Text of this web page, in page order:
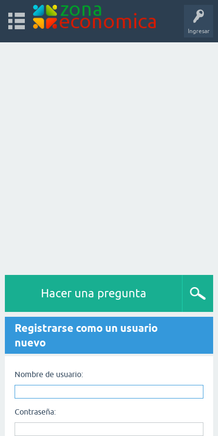
Ingresar
Hacer una pregunta
Registrarse como un usuario
nuevo
Nombre de usuario:
Contraseña: